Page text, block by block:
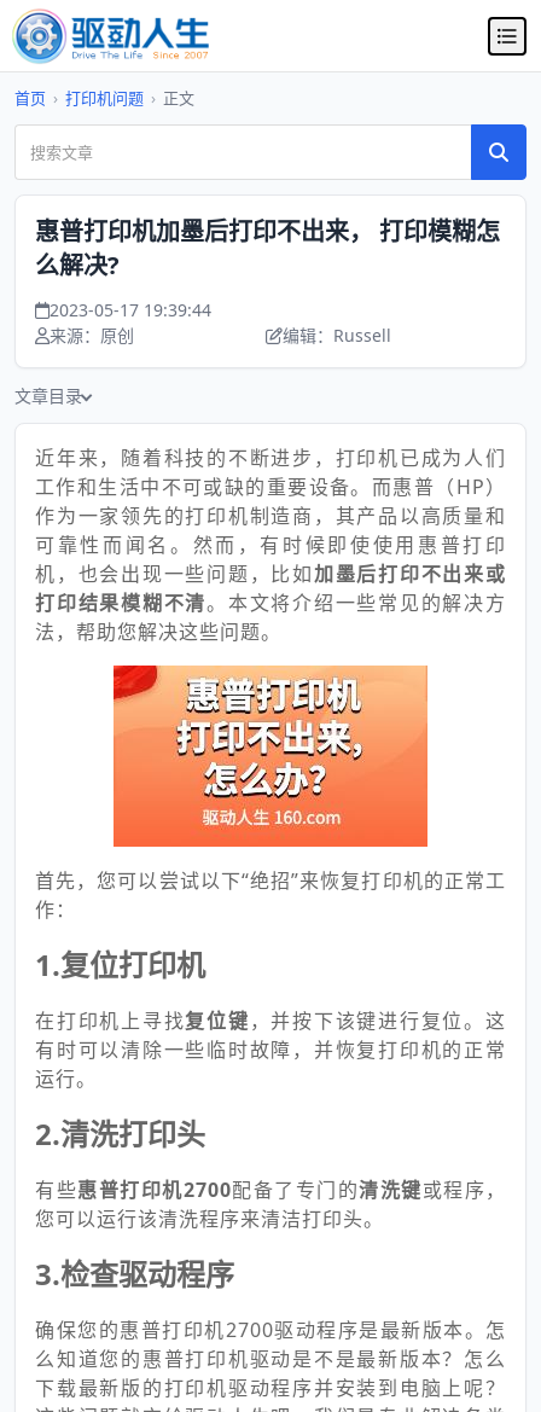
首页 › 打印机问题 › 正文
惠普打印机加墨后打印不出来， 打印模糊怎
么解决?
2023-05-17 19:39:44
来源：原创
编辑：Russell
文章目录
近年来，随着科技的不断进步，打印机已成为人们
工作和生活中不可或缺的重要设备。而惠普（HP）
作为一家领先的打印机制造商，其产品以高质量和
可靠性而闻名。然而，有时候即使使用惠普打印
机，也会出现一些问题，比如加墨后打印不出来或
打印结果模糊不清。本文将介绍一些常见的解决方
法，帮助您解决这些问题。
首先，您可以尝试以下“绝招”来恢复打印机的正常工
作：
1.复位打印机
在打印机上寻找复位键 ，并按下该键进行复位。这
有时可以清除一些临时故障，并恢复打印机的正常
运行。
2.清洗打印头
有些惠普打印机2700配备了专门的清洗键或程序，
您可以运行该清洗程序来清洁打印头。
3.检查驱动程序
确保您的惠普打印机2700驱动程序是最新版本。怎
么知道您的惠普打印机驱动是不是最新版本？怎么
下载最新版的打印机驱动程序并安装到电脑上呢？